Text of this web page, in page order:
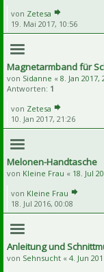
von Zetesa
19. Mai 2017, 10:56
Magnetarmband für
von Sidanne « 8. Jan 2017,
Antworten: 1
von Zetesa
10. Jan 2017, 21:26
Melonen-Handtasche
von Kleine Frau « 18. Jul
von Kleine Frau
18. Jul 2016, 00:08
Anleitung und
von Sehnsucht « 4. Jun